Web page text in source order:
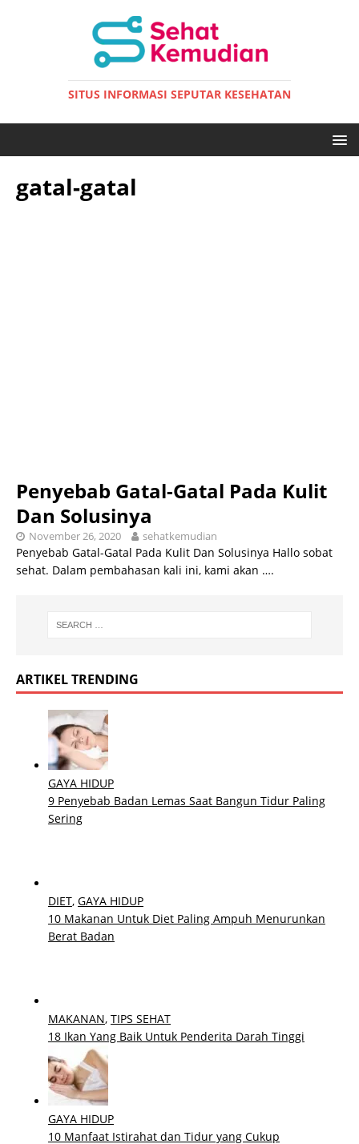
SITUS INFORMASI SEPUTAR KESEHATAN
gatal-gatal
Penyebab Gatal-Gatal Pada Kulit
Dan Solusinya
November 26, 2020 sehatkemudian
Penyebab Gatal-Gatal Pada Kulit Dan Solusinya Hallo sobat
sehat. Dalam pembahasan kali ini, kami akan ….
ARTIKEL TRENDING